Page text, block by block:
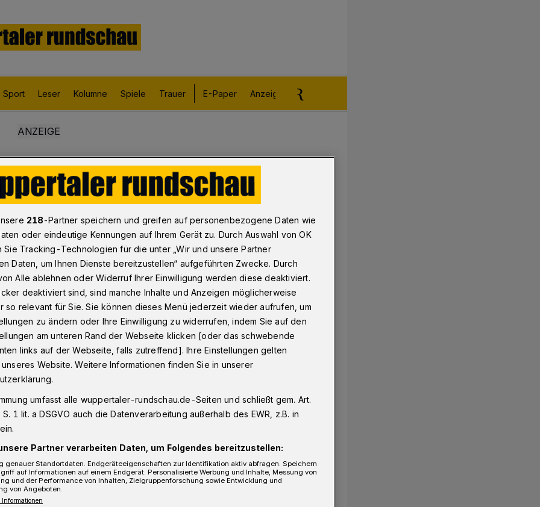
Sport Leser Kolumne Spiele Trauer E-Paper Anzeigen aufgeben
bei Kölns U21​
bei Kölns U21
1/21
218-Partner speichern und greifen auf personenbezogene Daten wie
oder eindeutige Kennungen auf Ihrem Gerät zu. Durch Auswahl von OK
Sie Tracking-Technologien für die unter „Wir und unsere Partner
Daten, um Ihnen Dienste bereitzustellen“ aufgeführten Zwecke. Durch
Alle ablehnen oder Widerruf Ihrer Einwilligung werden diese deaktiviert.
deaktiviert sind, sind manche Inhalte und Anzeigen möglicherweise
so relevant für Sie. Sie können dieses Menü jederzeit wieder aufrufen, um
zu ändern oder Ihre Einwilligung zu widerrufen, indem Sie auf den
am unteren Rand der Webseite klicken [oder das schwebende
links auf der Webseite, falls zutreffend]. Ihre Einstellungen gelten
Website. Weitere Informationen finden Sie in unserer
umfasst alle wuppertaler-rundschau.de-Seiten und schließt gem. Art.
1 lit. a DSGVO auch die Datenverarbeitung außerhalb des EWR, z.B. in
Partner verarbeiten Daten, um Folgendes bereitzustellen:
genauer Standortdaten. Endgeräteeigenschaften zur Identifikation aktiv abfragen. Speichern
auf Informationen auf einem Endgerät. Personalisierte Werbung und Inhalte, Messung von
und der Performance von Inhalten, Zielgruppenforschung sowie Entwicklung und
von Angeboten.